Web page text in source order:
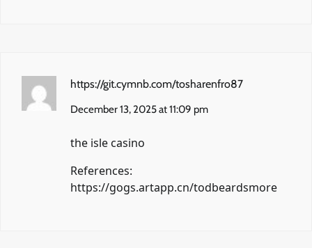
https://git.cymnb.com/tosharenfro87
December 13, 2025 at 11:09 pm
the isle casino
References:
https://gogs.artapp.cn/todbeardsmore